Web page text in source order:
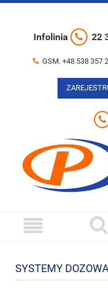
Infolinia 22
GSM. +48 538 357
SYSTEMY